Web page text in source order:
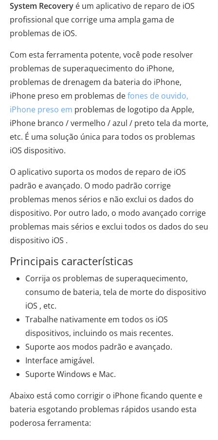
System Recovery é um aplicativo de reparo de iOS
profissional que corrige uma ampla gama de
problemas de iOS.
Com esta ferramenta potente, você pode resolver
problemas de superaquecimento do iPhone,
problemas de drenagem da bateria do iPhone,
iPhone preso em problemas defones de ouvido,
iPhone preso em problemas de logotipo da Apple,
iPhone branco / vermelho / azul / preto tela da morte,
etc. É uma solução única para todos os problemas
iOS dispositivo.
O aplicativo suporta os modos de reparo de iOS
padrão e avançado. O modo padrão corrige
problemas menos sérios e não exclui os dados do
dispositivo. Por outro lado, o modo avançado corrige
problemas mais sérios e exclui todos os dados do seu
dispositivo iOS .
Principais características
Corrija os problemas de superaquecimento,
consumo de bateria, tela de morte do dispositivo
iOS , etc.
Trabalhe nativamente em todos os iOS
dispositivos, incluindo os mais recentes.
Suporte aos modos padrão e avançado.
Interface amigável.
Suporte Windows e Mac.
Abaixo está como corrigir o iPhone ficando quente e
bateria esgotando problemas rápidos usando esta
poderosa ferramenta: